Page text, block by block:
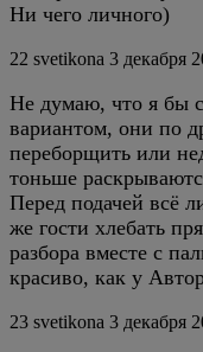
Ни чего личного)
22 svetikona 3 декабря
Не думаю, что я бы
вариантом, они по
переборщить или
тоньше
Перед подачей всё
же гости хлебать
разбора вместе с
красиво, как у
23 svetikona 3 декабря